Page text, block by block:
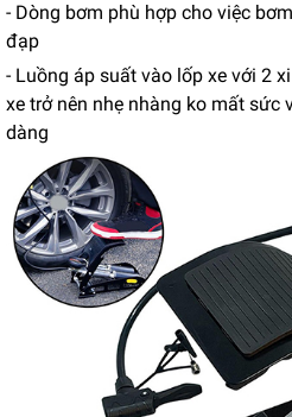
- Dòng bơm phù hợp cho việc
đạp
- Luồng áp suất vào lốp xe với 2
xe trở nên nhẹ nhàng ko mất sức
dàng